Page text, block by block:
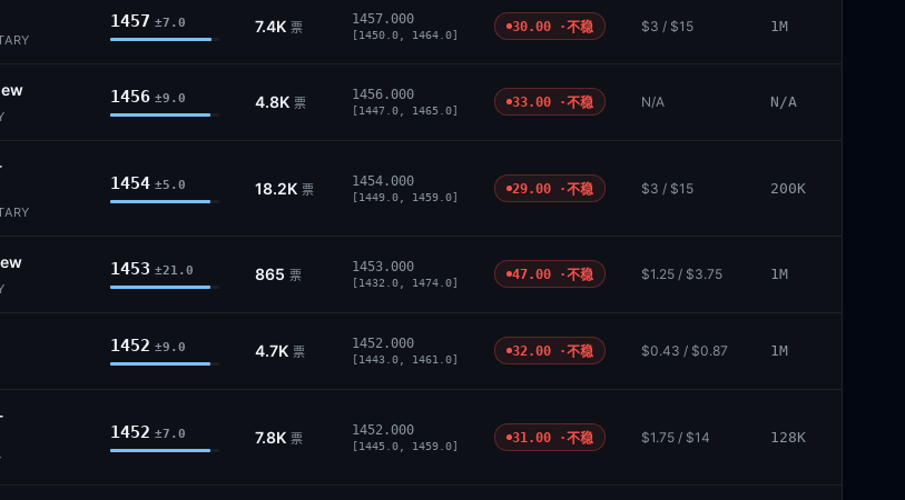
1457 ±7.0 7.4K 票
1457.000
[1450.0, 1464.0]
30.00 ·不稳 $3 / $15 1M
1456 ±9.0 4.8K 票
1456.000
[1447.0, 1465.0]
33.00 ·不稳 N/A N/A
1454 ±5.0 18.2K 票
1454.000
[1449.0, 1459.0]
29.00 ·不稳 $3 / $15 200K
1453 ±21.0 865 票
1453.000
[1432.0, 1474.0]
47.00 ·不稳 $1.25 / $3.75 1M
1452 ±9.0 4.7K 票
1452.000
[1443.0, 1461.0]
32.00 ·不稳 $0.43 / $0.87 1M
1452 ±7.0 7.8K 票
1452.000
[1445.0, 1459.0]
31.00 ·不稳 $1.75 / $14 128K